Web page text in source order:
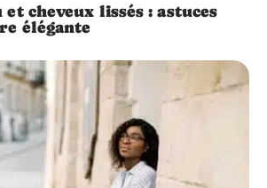
cheveux lissés : astuces
élégante